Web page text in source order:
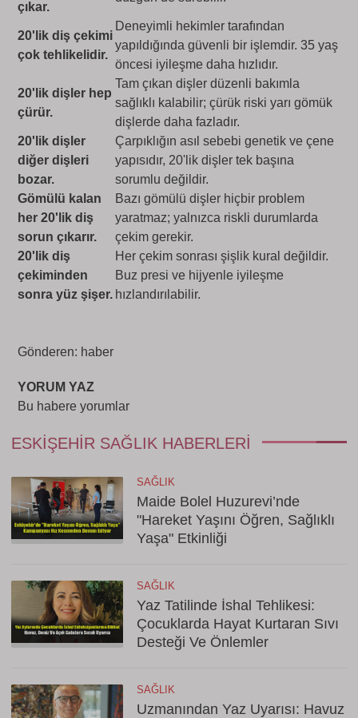
çıkar.
20'lik diş çekimi
çok tehlikelidir.
Deneyimli hekimler tarafından
yapıldığında güvenli bir işlemdir. 35 yaş
öncesi iyileşme daha hızlıdır.
20'lik dişler hep
çürür.
Tam çıkan dişler düzenli bakımla
sağlıklı kalabilir; çürük riski yarı gömük
dişlerde daha fazladır.
20'lik dişler
diğer dişleri
bozar.
Çarpıklığın asıl sebebi genetik ve çene
yapısıdır, 20'lik dişler tek başına
sorumlu değildir.
Gömülü kalan
her 20'lik diş
sorun çıkarır.
Bazı gömülü dişler hiçbir problem
yaratmaz; yalnızca riskli durumlarda
çekim gerekir.
20'lik diş
çekiminden
sonra yüz şişer.
Her çekim sonrası şişlik kural değildir.
Buz presi ve hijyenle iyileşme
hızlandırılabilir.
Gönderen: haber
YORUM YAZ
Bu habere yorumlar
ESKIŞEHIR SAĞLIK HABERLERI
SAĞLIK
Maide Bolel Huzurevi’nde
"Hareket Yaşını Öğren, Sağlıklı
Yaşa" Etkinliği
SAĞLIK
Yaz Tatilinde İshal Tehlikesi:
Çocuklarda Hayat Kurtaran Sıvı
Desteği Ve Önlemler
SAĞLIK
Uzmanından Yaz Uyarısı: Havuz